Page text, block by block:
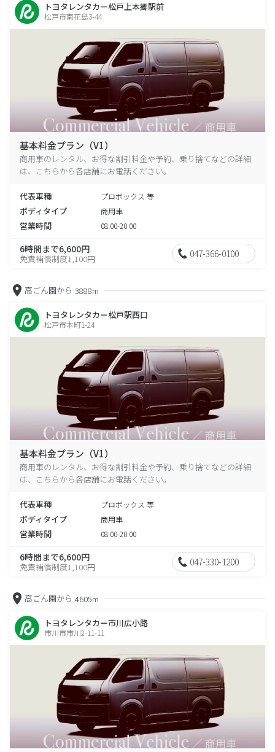
トヨタレンタカー松戸上本郷駅前
松戸市南花島3-44
基本料金プラン（V1）
商用車のレンタル、お得な割引料金や予約、乗り捨てなどの詳細
は、こちらから各店舗にお電話ください。
代表車種 プロボックス 等
ボディタイプ 商用車
営業時間 08:00-20:00
6時間まで6,600円
免責補償制度1,100円 047-366-0100
高ごん園から 3888m
トヨタレンタカー松戸駅西口
松戸市本町1-24
基本料金プラン（V1）
商用車のレンタル、お得な割引料金や予約、乗り捨てなどの詳細
は、こちらから各店舗にお電話ください。
代表車種 プロボックス 等
ボディタイプ 商用車
営業時間 08:00-20:00
6時間まで6,600円
免責補償制度1,100円 047-330-1200
高ごん園から 4605m
トヨタレンタカー市川広小路
市川市市川2-11-11